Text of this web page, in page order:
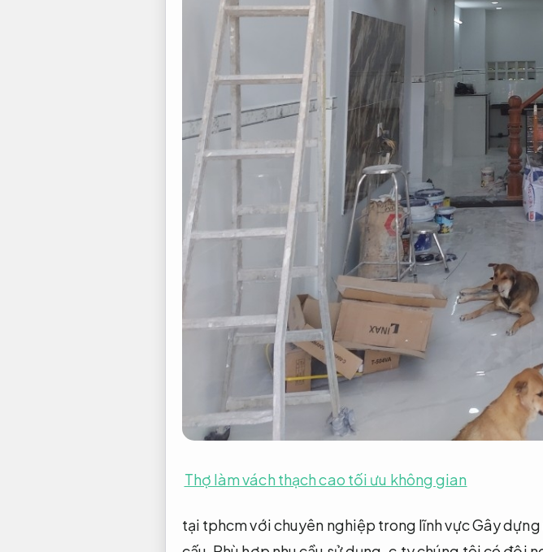
Thợ làm vách thạch cao tối ưu không gian
tại tphcm với chuyên nghiệp trong lĩnh vực Gây